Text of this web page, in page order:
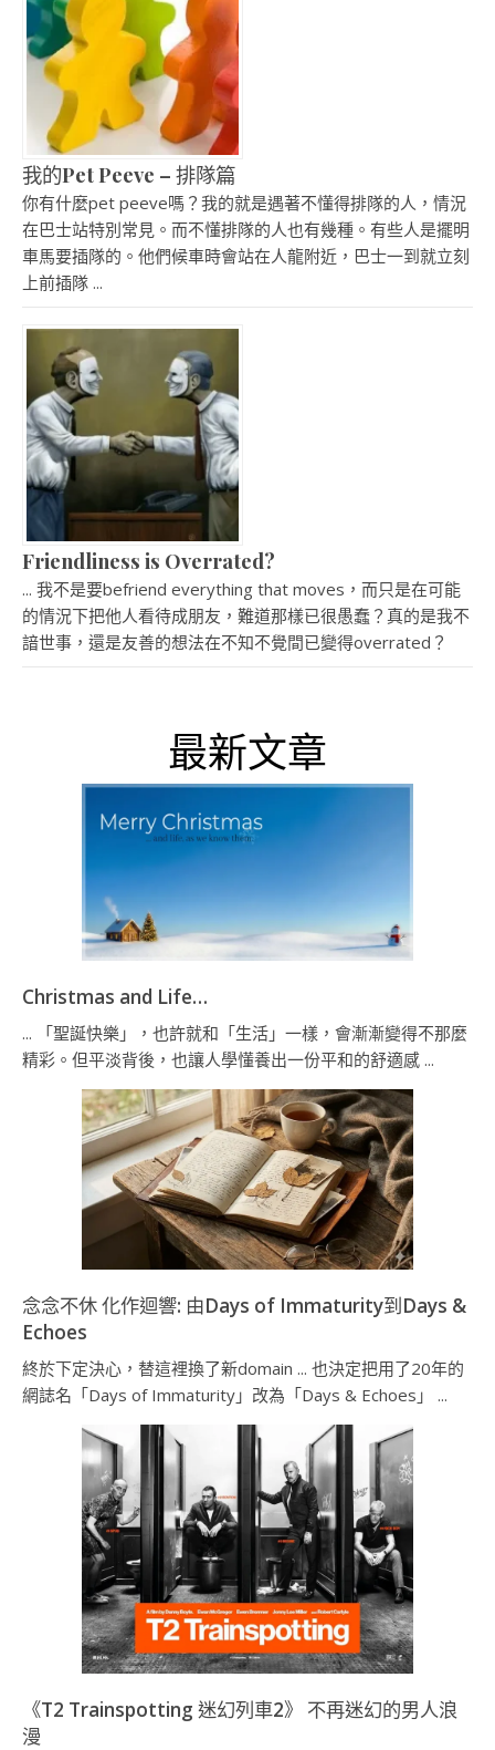
我的Pet Peeve – 排隊篇
你有什麼pet peeve嗎？我的就是遇著不懂得排隊的人，情況
在巴士站特別常見。而不懂排隊的人也有幾種。有些人是擺明
車馬要插隊的。他們候車時會站在人龍附近，巴士一到就立刻
上前插隊 ...
Friendliness is Overrated?
... 我不是要befriend everything that moves，而只是在可能
的情況下把他人看待成朋友，難道那樣已很愚蠢？真的是我不
諳世事，還是友善的想法在不知不覺間已變得overrated？
最新文章
Christmas and Life…
... 「聖誕快樂」，也許就和「生活」一樣，會漸漸變得不那麼
精彩。但平淡背後，也讓人學懂養出一份平和的舒適感 ...
念念不休 化作迴響: 由Days of Immaturity到Days &
Echoes
終於下定決心，替這裡換了新domain ... 也決定把用了20年的
網誌名「Days of Immaturity」改為「Days & Echoes」 ...
《T2 Trainspotting 迷幻列車2》 不再迷幻的男人浪
漫